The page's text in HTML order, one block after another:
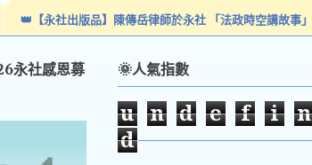
👑【永社出版品】陳傳岳律師於永社 「法政時空講故事」
永社感恩募
🌞人氣指數
u n d e f i n
d